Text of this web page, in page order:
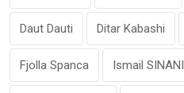
Daut Dauti Ditar Kabashi
Fjolla Spanca Ismail SINANI